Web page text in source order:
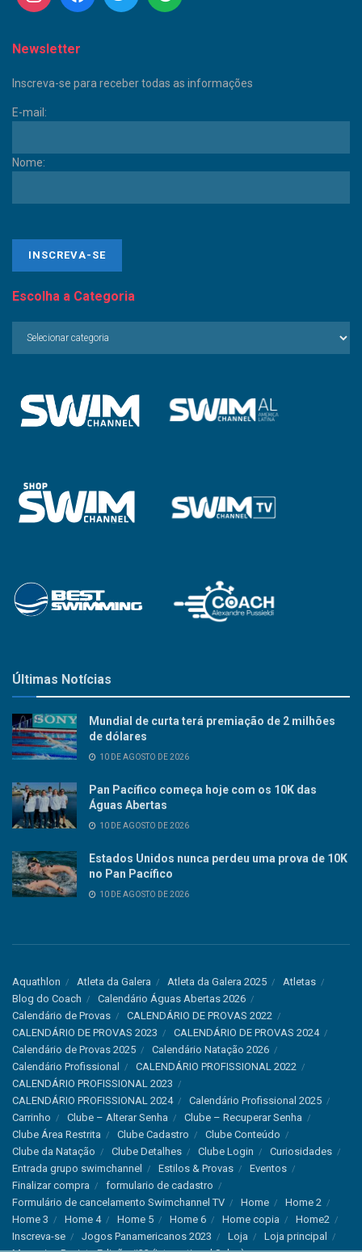
Newsletter
Inscreva-se para receber todas as informações
E-mail:
Nome:
Escolha a Categoria
Últimas Notícias
Mundial de curta terá premiação de 2 milhões
de dólares
10 DE AGOSTO DE 2026
Pan Pacífico começa hoje com os 10K das
Águas Abertas
10 DE AGOSTO DE 2026
Estados Unidos nunca perdeu uma prova de 10K
no Pan Pacífico
10 DE AGOSTO DE 2026
Aquathlon Atleta da Galera Atleta da Galera 2025
Atletas
Blog do Coach
Calendário Águas Abertas 2026
Calendário de Provas
CALENDÁRIO DE PROVAS 2022
CALENDÁRIO DE PROVAS 2023
CALENDÁRIO DE PROVAS 2024
Calendário de Provas 2025
Calendário Natação 2026
Calendário Profissional
CALENDÁRIO PROFISSIONAL 2022
CALENDÁRIO PROFISSIONAL 2023
CALENDÁRIO PROFISSIONAL 2024
Calendário Profissional 2025
Carrinho
Clube – Alterar Senha
Clube – Recuperar Senha
Clube Área Restrita
Clube Cadastro
Clube Conteúdo
Clube da Natação
Clube Detalhes Clube Login
Curiosidades
Entrada grupo swimchannel
Estilos & Provas
Eventos
Finalizar compra
formulario de cadastro
Formulário de cancelamento Swimchannel TV
Home
Home 2
Home 3
Home 4 Home 5 Home 6 Home copia
Home2
Inscreva-se
Jogos Panamericanos 2023 Loja
Loja principal